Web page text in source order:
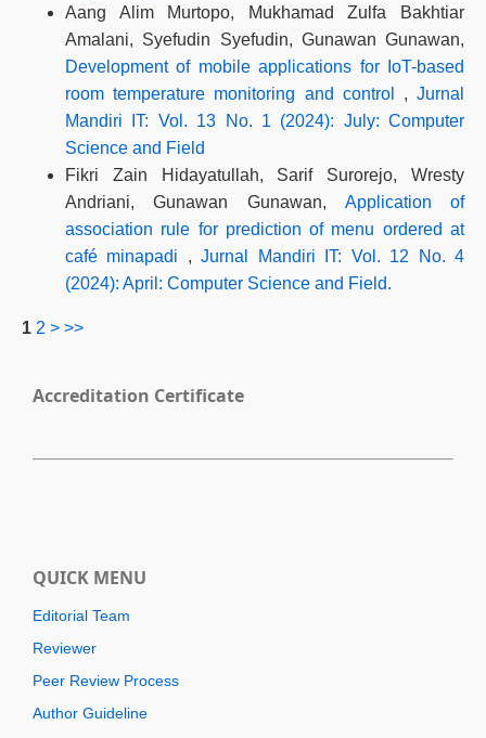
Aang Alim Murtopo, Mukhamad Zulfa Bakhtiar
Amalani, Syefudin Syefudin, Gunawan Gunawan,
Development of mobile applications for IoT-based
room temperature monitoring and control ,Jurnal
Mandiri IT: Vol. 13 No. 1 (2024): July: Computer
Science and Field
Fikri Zain Hidayatullah, Sarif Surorejo, Wresty
Andriani, Gunawan Gunawan, Application of
association rule for prediction of menu ordered at
café minapadi ,Jurnal Mandiri IT: Vol. 12 No. 4
(2024): April: Computer Science and Field.
1 2 > >>
Accreditation Certificate
QUICK MENU
Editorial Team
Reviewer
Peer Review Process
Author Guideline